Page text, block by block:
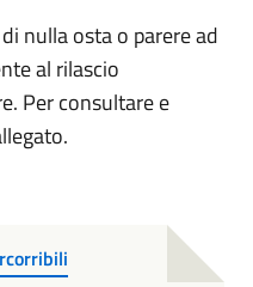
nulla osta o parere ad
al rilascio
Per consultare e